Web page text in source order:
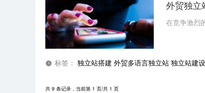
外贸独立
在竞争激烈
标签： 独立站搭建 外贸多语言独立站 独立站建设
共 9 条记录，当前第 1 页/共 1 页